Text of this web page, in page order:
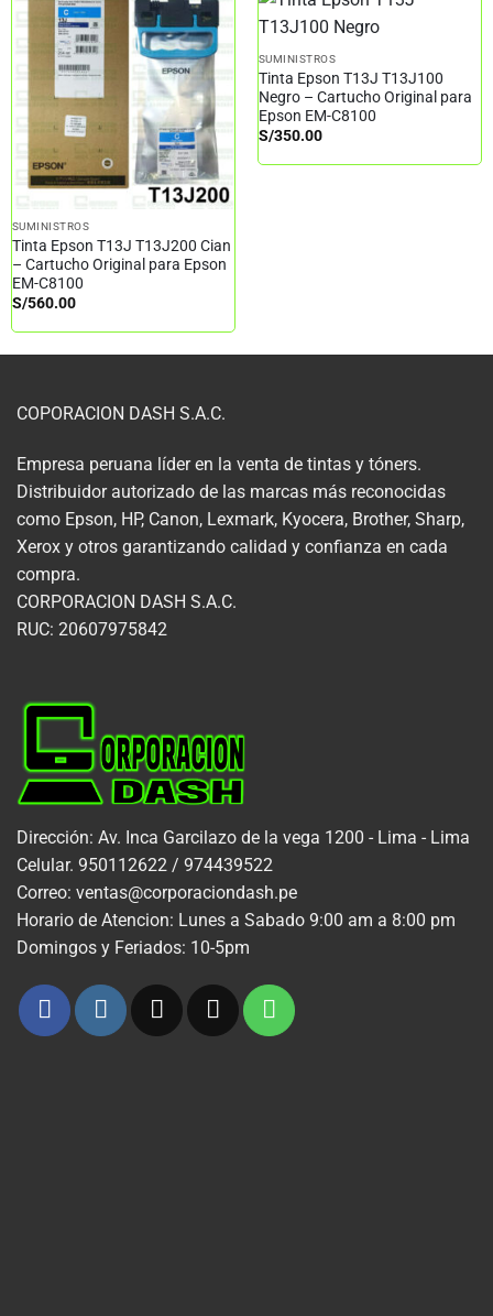
SUMINISTROS
Tinta Epson T13J T13J200 Cian
– Cartucho Original para Epson
EM-C8100
S/560.00
SUMINISTROS
Tinta Epson T13J T13J100
Negro – Cartucho Original para
Epson EM-C8100
S/350.00
COPORACION DASH S.A.C.
Empresa peruana líder en la venta de tintas y tóners.
Distribuidor autorizado de las marcas más reconocidas
como Epson, HP, Canon, Lexmark, Kyocera, Brother, Sharp,
Xerox y otros garantizando calidad y confianza en cada
compra.
CORPORACION DASH S.A.C.
RUC: 20607975842
Dirección: Av. Inca Garcilazo de la vega 1200 - Lima - Lima
Celular. 950112622 / 974439522
Correo: ventas@corporaciondash.pe
Horario de Atencion: Lunes a Sabado 9:00 am a 8:00 pm
Domingos y Feriados: 10-5pm